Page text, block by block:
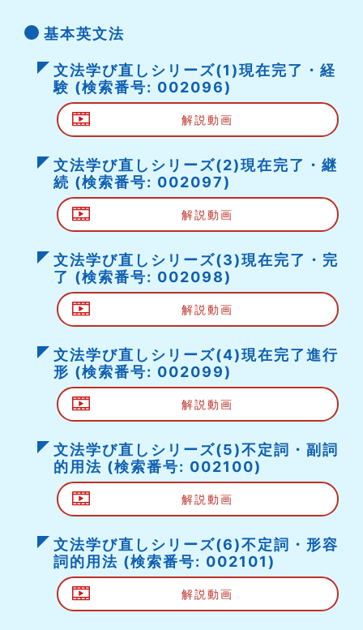
基本英文法
文法学び直しシリーズ(1)現在完了・経
験 (検索番号: 002096)
解説動画
文法学び直しシリーズ(2)現在完了・継
続 (検索番号: 002097)
解説動画
文法学び直しシリーズ(3)現在完了・完
了 (検索番号: 002098)
解説動画
文法学び直しシリーズ(4)現在完了進行
形 (検索番号: 002099)
解説動画
文法学び直しシリーズ(5)不定詞・副詞
的用法 (検索番号: 002100)
解説動画
文法学び直しシリーズ(6)不定詞・形容
詞的用法 (検索番号: 002101)
解説動画